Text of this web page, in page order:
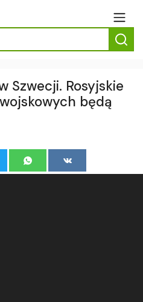
Szwecji. Rosyjskie
będą